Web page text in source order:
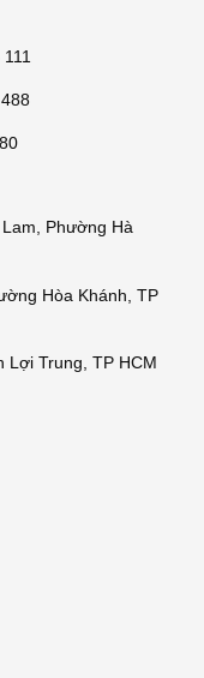
Phường Hà
Hòa Khánh, TP
Lợi Trung, TP HCM